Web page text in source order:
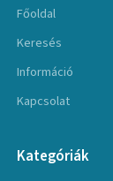
Főoldal
Keresés
Információ
Kapcsolat
Kategóriák